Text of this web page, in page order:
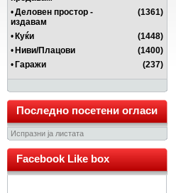
•Деловен простор -
издавам
(1361)
• Куќи
(1448)
• Ниви/Плацови
(1400)
• Гаражи (237)
Последно посетени огласи
Испразни ја листата
Facebook Like box